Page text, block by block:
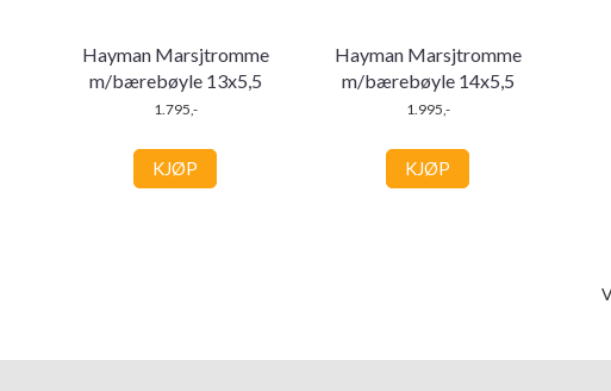
Hayman Marsjtromme
m/bærebøyle 13x5,5
1.795,-
KJØP
Hayman Marsjtromme
m/bærebøyle 14x5,5
1.995,-
KJØP